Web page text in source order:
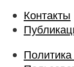
Контакты